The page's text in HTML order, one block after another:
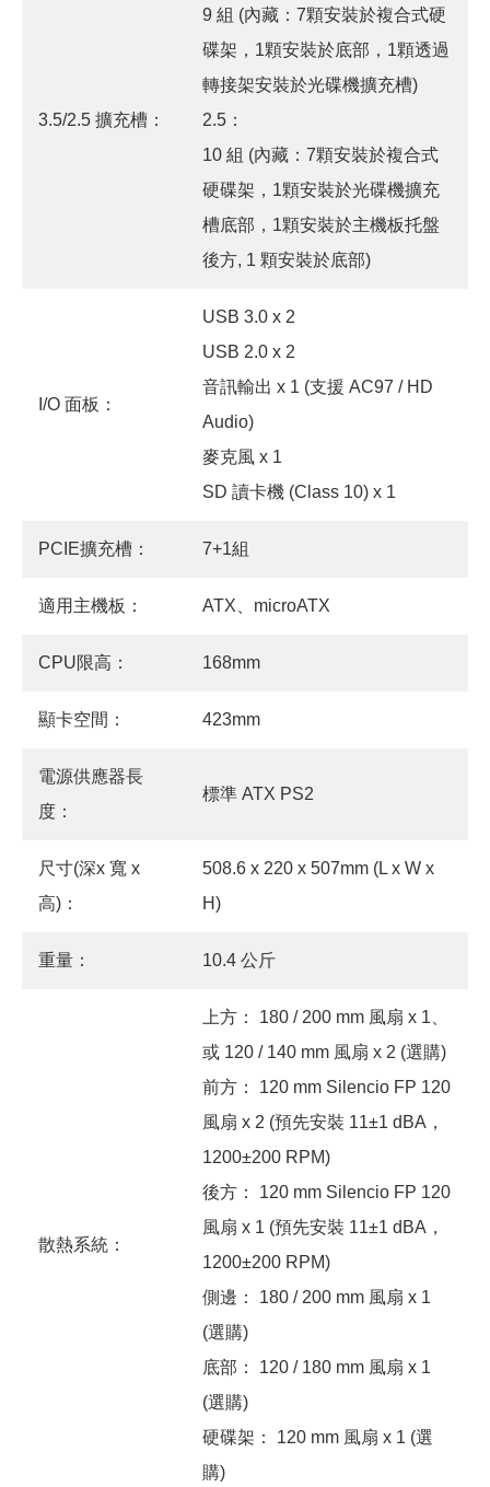
3.5/2.5 擴充槽：
9 組 (內藏：7顆安裝於複合式硬
碟架，1顆安裝於底部，1顆透過
轉接架安裝於光碟機擴充槽)
2.5：
10 組 (內藏：7顆安裝於複合式
硬碟架，1顆安裝於光碟機擴充
槽底部，1顆安裝於主機板托盤
後方, 1 顆安裝於底部)
I/O 面板：
USB 3.0 x 2
USB 2.0 x 2
音訊輸出 x 1 (支援 AC97 / HD
Audio)
麥克風 x 1
SD 讀卡機 (Class 10) x 1
PCIE擴充槽： 7+1組
適用主機板： ATX、microATX
CPU限高： 168mm
顯卡空間： 423mm
電源供應器長
度：
標準 ATX PS2
尺寸(深x 寬 x
高)：
508.6 x 220 x 507mm (L x W x
H)
重量： 10.4 公斤
散熱系統：
上方： 180 / 200 mm 風扇 x 1、
或 120 / 140 mm 風扇 x 2 (選購)
前方： 120 mm Silencio FP 120
風扇 x 2 (預先安裝 11±1 dBA，
1200±200 RPM)
後方： 120 mm Silencio FP 120
風扇 x 1 (預先安裝 11±1 dBA，
1200±200 RPM)
側邊： 180 / 200 mm 風扇 x 1
(選購)
底部： 120 / 180 mm 風扇 x 1
(選購)
硬碟架： 120 mm 風扇 x 1 (選
購)